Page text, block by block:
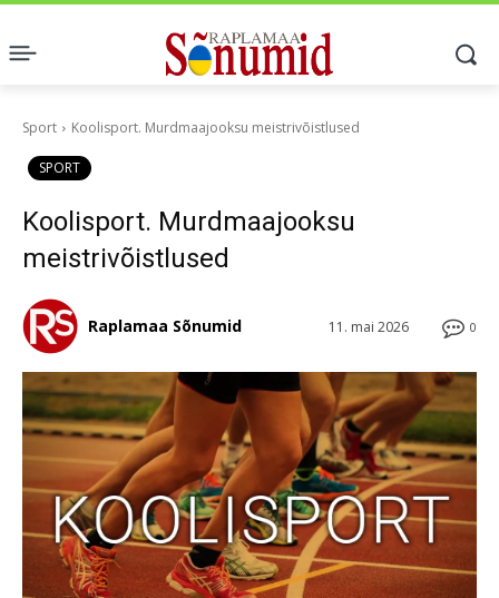
Sport Koolisport. Murdmaajooksu meistrivõistlused
SPORT
Koolisport. Murdmaajooksu
meistrivõistlused
0
11. mai 2026
Raplamaa Sõnumid